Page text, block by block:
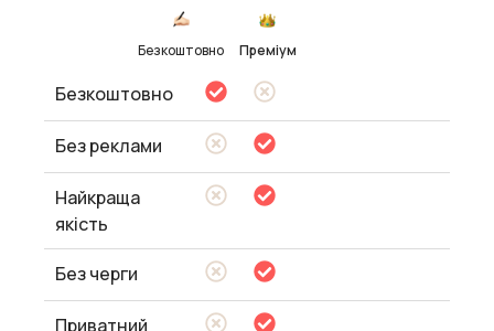
Безкоштовно Преміум
Безкоштовно
Без реклами
Найкраща
якість
Без черги
Приватний